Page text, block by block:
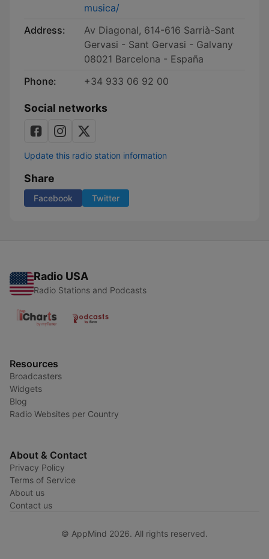
musica/
Address:
Av Diagonal, 614-616 Sarrià-Sant
Gervasi - Sant Gervasi - Galvany
08021 Barcelona - España
Phone:
+34 933 06 92 00
Social networks
Update this radio station information
Share
Facebook Twitter
Radio USA
Radio Stations and Podcasts
Resources
Broadcasters
Widgets
Blog
Radio Websites per Country
About & Contact
Privacy Policy
Terms of Service
About us
Contact us
© AppMind 2026. All rights reserved.